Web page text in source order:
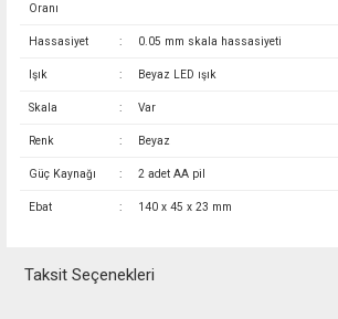
Oranı
Hassasiyet : 0.05 mm skala hassasiyeti
Işık : Beyaz LED ışık
Skala : Var
Renk : Beyaz
Güç Kaynağı : 2 adet AA pil
Ebat : 140 x 45 x 23 mm
Taksit Seçenekleri